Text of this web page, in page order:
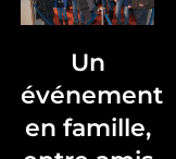
Un
événement
en famille,